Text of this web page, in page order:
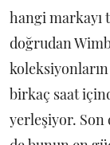
hangi markayı
doğrudan
birkaç saat
yerleşiyor. Son